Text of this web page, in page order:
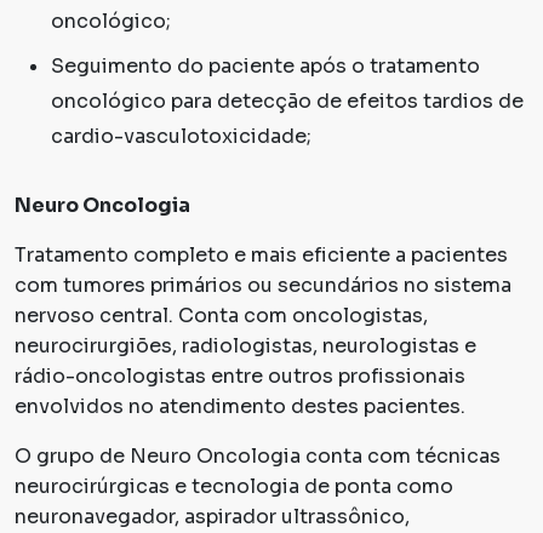
oncológico;
Seguimento do paciente após o tratamento
oncológico para detecção de efeitos tardios de
cardio-vasculotoxicidade;
Neuro Oncologia
Tratamento completo e mais eficiente a pacientes
com tumores primários ou secundários no sistema
nervoso central. Conta com oncologistas,
neurocirurgiões, radiologistas, neurologistas e
rádio-oncologistas entre outros profissionais
envolvidos no atendimento destes pacientes.
O grupo de Neuro Oncologia conta com técnicas
neurocirúrgicas e tecnologia de ponta como
neuronavegador, aspirador ultrassônico,